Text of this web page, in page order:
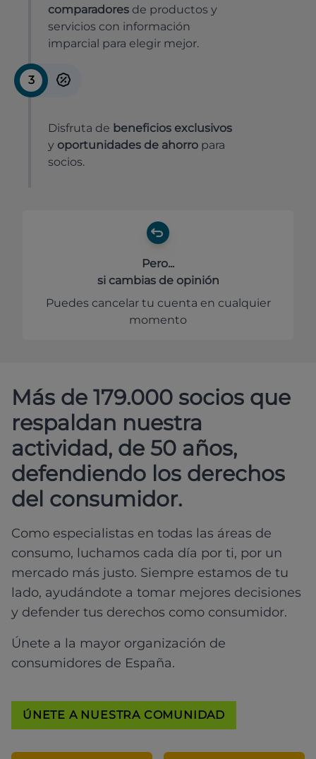
comparadores de productos y
servicios con información
imparcial para elegir mejor.
3
Disfruta de beneficios exclusivos
y oportunidades de ahorro para
socios.
Pero...
si cambias de opinión
Puedes cancelar tu cuenta en cualquier
momento
Más de 179.000 socios que
respaldan nuestra
actividad, de 50 años,
defendiendo los derechos
del consumidor.
Como especialistas en todas las áreas de
consumo, luchamos cada día por ti, por un
mercado más justo. Siempre estamos de tu
lado, ayudándote a tomar mejores decisiones
y defender tus derechos como consumidor.
Únete a la mayor organización de
consumidores de España.
ÚNETE A NUESTRA COMUNIDAD